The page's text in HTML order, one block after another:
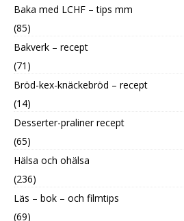
Baka med LCHF – tips mm
(85)
Bakverk – recept
(71)
Bröd-kex-knäckebröd – recept
(14)
Desserter-praliner recept
(65)
Hälsa och ohälsa
(236)
Läs – bok – och filmtips
(69)